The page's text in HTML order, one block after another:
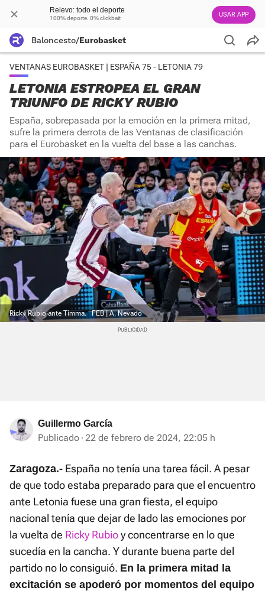
Relevo: todo el deporte
100% deporte. 0% clickbait USAR APP
Baloncesto/Eurobasket
VENTANAS EUROBASKET | ESPAÑA 75 - LETONIA 79
LETONIA ESTROPEA EL GRAN
TRIUNFO DE RICKY RUBIO
España, sobrepasada por la emoción en la primera mitad,
sufre la primera derrota de las Ventanas de clasificación
para el Eurobasket en la vuelta del base a las canchas.
Ricky Rubio ante Timma. FEB | A. Nevado
Guillermo García
Publicado 22 de febrero de 2024, 22:05 h
Zaragoza.- España no tenía una tarea fácil. A pesar
de que todo estaba preparado para que el encuentro
ante Letonia fuese una gran fiesta, el equipo
nacional tenía que dejar de lado las emociones por
la vuelta de Ricky Rubioy concentrarse en lo que
sucedía en la cancha. Y durante buena parte del
partido no lo consiguió. En la primera mitad la
excitación se apoderó por momentos del equipo